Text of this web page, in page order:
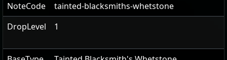
NoteCode
tainted-blacksmiths-whetstone
DropLevel
1